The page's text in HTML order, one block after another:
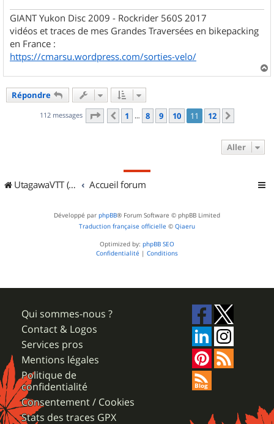
GIANT Yukon Disc 2009 - Rockrider 560S 2017
vidéos et traces de mes Grandes Traversées en bikepacking
en France :
https://cmarsu.wordpress.com/sorties-velo/
a
Répondre
112 messages Page 11 sur12
Précédent
1 … 8 9 10 11 12
Aller
UtagawaVTT (Randos VTT et VTTAE avec traces GPS) Accueil forum
Développé par phpBB® Forum Software © phpBB Limited
Traduction française officielle © Qiaeru
Optimized by: phpBB SEO
Confidentialité | Conditions
Qui sommes-nous ?
Contact & Logos
Services pros
Mentions légales
Politique de
confidentialité
Consentement / Cookies
Stats des traces GPX